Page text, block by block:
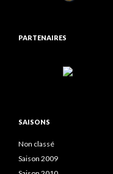
PARTENAIRES
SAISONS
Non classé
Saison 2009